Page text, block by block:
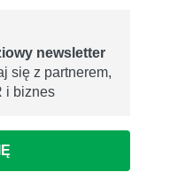
newsletter
się z partnerem,
i biznes